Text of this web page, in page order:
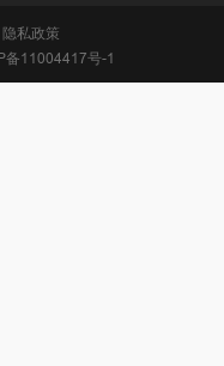
隐私政策
备11004417号-1